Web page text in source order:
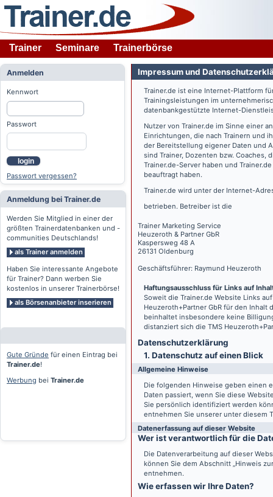
Trainer Seminare Trainerbörse
Anmelden
Kennwort
Passwort
login
Passwort vergessen?
Anmeldung bei Trainer.de
Werden Sie Mitglied in einer der
größten Trainerdatenbanken und -
communities Deutschlands!
als Trainer anmelden
Haben Sie interessante Angebote
für Trainer? Dann werben Sie
kostenlos in unserer Trainerbörse!
als Börsenanbieter inserieren
Gute Gründe für einen Eintrag bei
Trainer.de!
Werbung bei Trainer.de
Impressum und
Trainer.de ist eine Internet-Plattform
Trainingsleistungen im
datenbankgestützte Internet-
Nutzer von Trainer.de im Sinne einer
Einrichtungen, die nach Trainern und
der Bereitstellung eigener Daten und
sind Trainer, Dozenten bzw.
Trainer.de-Server haben und Trainer.de
beauftragt haben.
Trainer.de wird unter der Internet-
betrieben. Betreiber ist die
Trainer Marketing Service
Heuzeroth & Partner GbR
Kaspersweg 48 A
26131 Oldenburg
Geschäftsführer: Raymund Heuzeroth
Haftungsausschluss für Links auf
Soweit die Trainer.de Website Links
Heuzeroth+Partner GbR für den Inhalt
beinhaltet insbesondere keine
distanziert sich die TMS
Datenschutz­erklärung
1. Datenschutz auf einen Blick
Allgemeine Hinweise
Die folgenden Hinweise geben einen
Daten passiert, wenn Sie diese
Sie persönlich identifiziert werden
entnehmen Sie unserer unter diesem
Datenerfassung auf dieser Website
Wer ist verantwortlich für die
Die Datenverarbeitung auf dieser
können Sie dem Abschnitt „Hinweis
entnehmen.
Wie erfassen wir Ihre Daten?